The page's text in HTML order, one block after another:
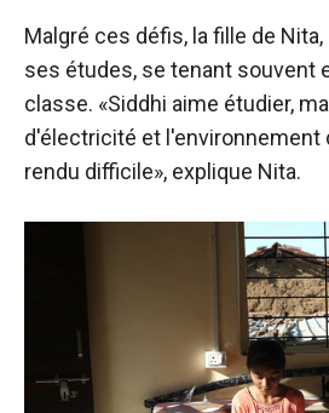
Malgré ces défis, la fille de
ses études, se tenant souvent
classe. «Siddhi aime étudier,
d'électricité et l'environnement
rendu difficile», explique Nita.